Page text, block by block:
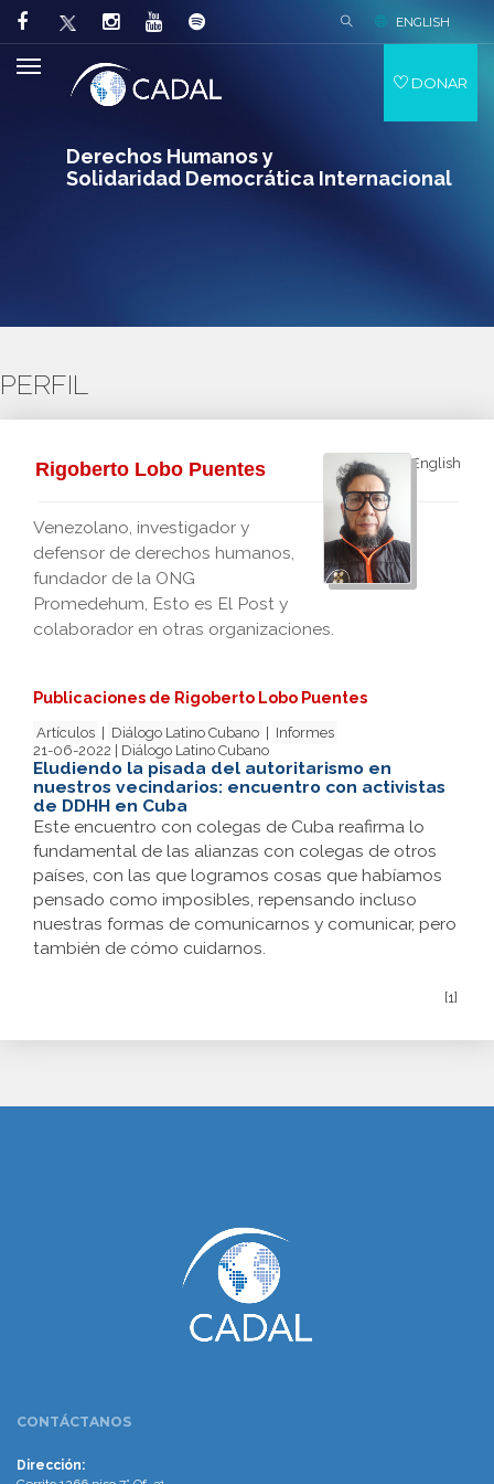
Derechos Humanos y
Solidaridad Democrática Internacional
ENGLISH
DONAR
PERFIL
English
Rigoberto Lobo Puentes
Venezolano, investigador y
defensor de derechos humanos,
fundador de la ONG
Promedehum, Esto es El Post y
colaborador en otras organizaciones.
Publicaciones de Rigoberto Lobo Puentes
Artículos Diálogo Latino Cubano
Informes
21-06-2022 | Diálogo Latino Cubano
Eludiendo la pisada del autoritarismo en
nuestros vecindarios: encuentro con activistas
de DDHH en Cuba
Este encuentro con colegas de Cuba reafirma lo
fundamental de las alianzas con colegas de otros
países, con las que logramos cosas que habíamos
pensado como imposibles, repensando incluso
nuestras formas de comunicarnos y comunicar, pero
también de cómo cuidarnos.
[1]
CONTÁCTANOS
Dirección: